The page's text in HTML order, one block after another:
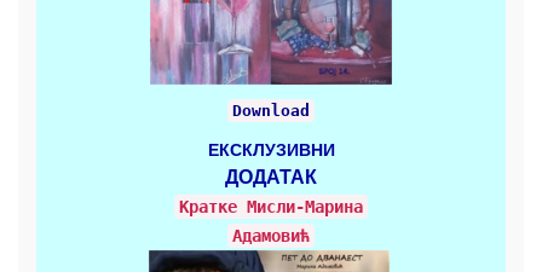
Download
ЕКСКЛУЗИВНИ
ДОДАТАК
Кратке Mисли-Марина
Адамовић